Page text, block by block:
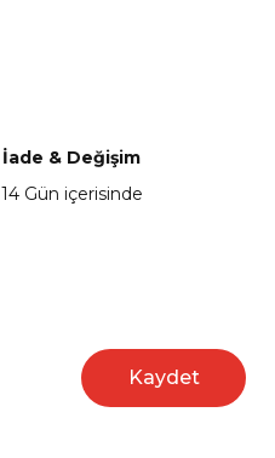
İade & Değişim
14 Gün içerisinde
Kaydet